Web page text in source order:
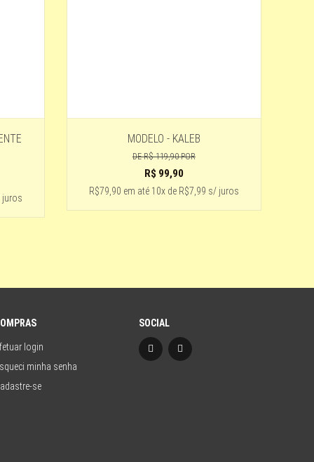
juros
MODELO - KALEB
DER$ 119,90POR
R$ 99,90
R$79,90 em até10x de R$7,99 s/ juros
login
minha senha
se
SOCIAL